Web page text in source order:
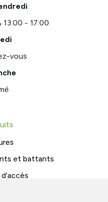
13:00 - 17:00
vous
et battants